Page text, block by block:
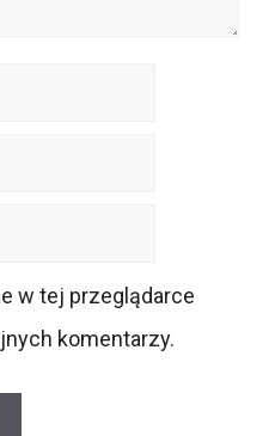
w tej przeglądarce
komentarzy.